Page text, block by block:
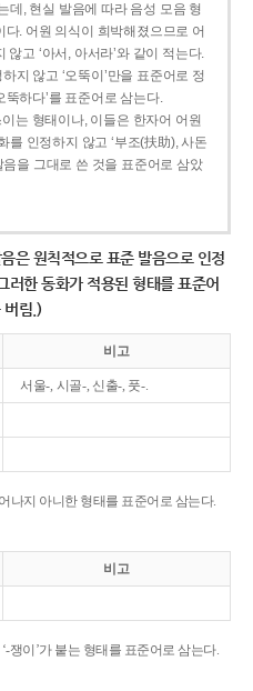
데, 현실 발음에 따라 음성 모음 형
다. 어원 의식이 희박해졌으므로 어
않고 ‘아서, 아서라’와 같이 적는다.
지 않고 ‘오뚝이’만을 표준어로 정
뚝하다’를 표준어로 삼는다.
는 형태이나, 이들은 한자어 어원
를 인정하지 않고 ‘부조(扶助), 사돈
을 그대로 쓴 것을 표준어로 삼았
은 원칙적으로 표준 발음으로 인정
러한 동화가 적용된 형태를 표준어
버림.)
비고
서울-, 시골-, 신출-, 풋-.
나지 아니한 형태를 표준어로 삼는다.
비고
쟁이’가 붙는 형태를 표준어로 삼는다.